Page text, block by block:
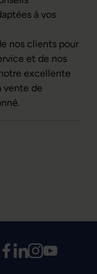
à vos
nos clients pour
et de nos
excellente
vente de